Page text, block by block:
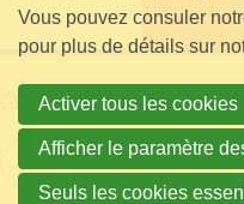
Homerelatie detail pagina
Retour à la vue
Vous pouvez consuler
pour plus de détails sur
Activer tous les cookies
Afficher le paramètre
Seuls les cookies